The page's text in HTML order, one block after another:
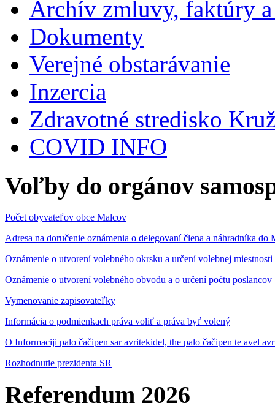
Archív zmluvy, faktúry
Dokumenty
Verejné obstarávanie
Inzercia
Zdravotné stredisko
COVID INFO
Voľby do orgánov
Počet obyvateľov obce Malcov
Adresa na doručenie oznámenia o delegovaní člena a náhradníka
Oznámenie o utvorení volebného okrsku a určení volebnej miestnosti
Oznámenie o utvorení volebného obvodu a o určení počtu poslancov
Vymenovanie zapisovateľky
Informácia o podmienkach práva voliť a práva byť volený
O Informaciji palo čačipen sar avritekidel, the palo čačipen te avel
Rozhodnutie prezidenta SR
Referendum 2026